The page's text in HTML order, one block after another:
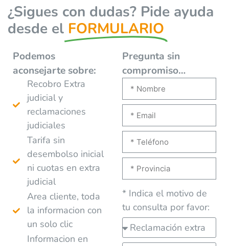
¿Sigues con dudas? Pide ayuda
desde el FORMULARIO
Podemos
aconsejarte sobre:
Recobro Extra
judicial y
reclamaciones
judiciales
Tarifa sin
desembolso inicial
ni cuotas en extra
judicial
Area cliente, toda
la informacion con
un solo clic
Informacion en
Pregunta sin
compromiso…
* Indica el motivo de
tu consulta por favor: